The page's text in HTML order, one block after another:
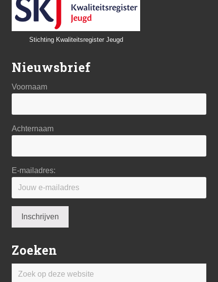
Stichting Kwaliteitsregister Jeugd
Nieuwsbrief
Voornaam
Achternaam
E-mailadres:
Zoeken
Zoek